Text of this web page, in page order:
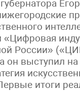
«Цифровая
России»
он выступил
итоги